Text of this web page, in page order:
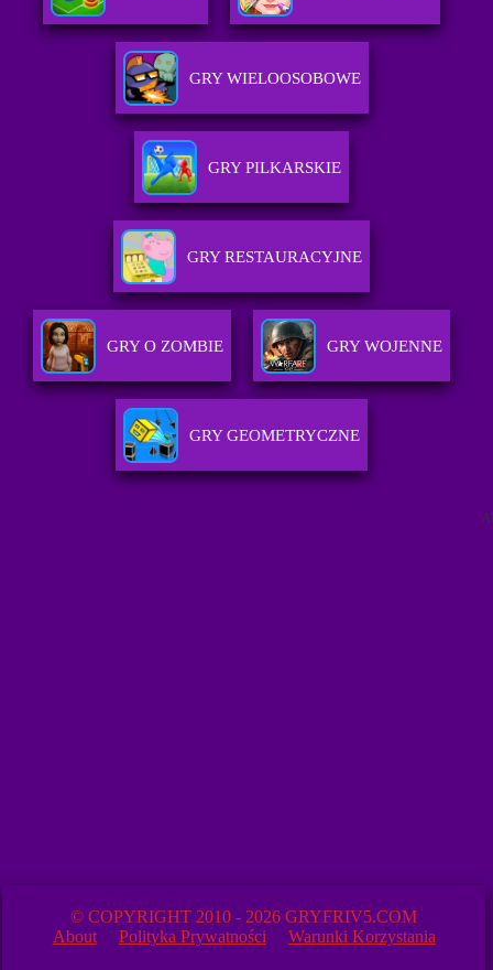
GRY WIELOOSOBOWE
GRY PILKARSKIE
GRY RESTAURACYJNE
GRY O ZOMBIE GRY WOJENNE
GRY GEOMETRYCZNE
© COPYRIGHT 2010 - 2026 GRYFRIV5.COM
About
Polityka Prywatności Warunki Korzystania